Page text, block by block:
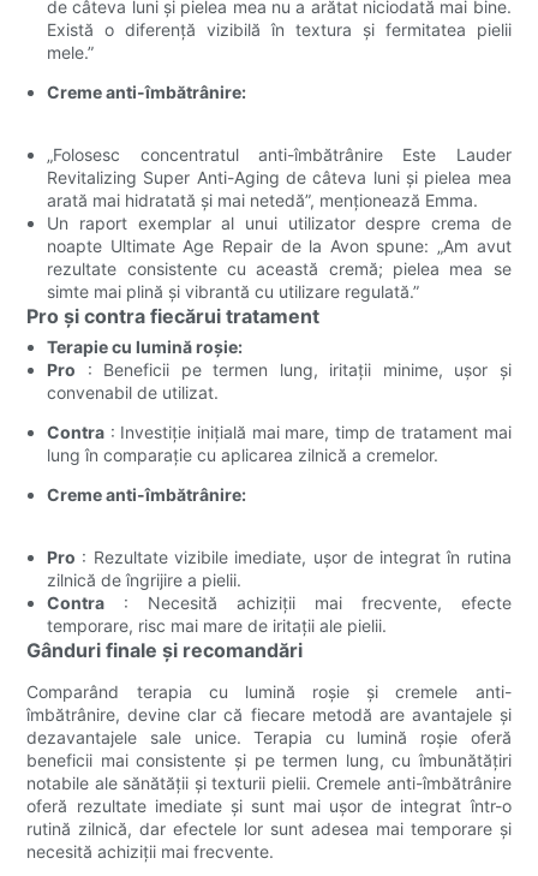
de câteva luni și pielea mea nu a arătat niciodată mai bine.
Există o diferență vizibilă în textura și fermitatea pielii
mele.”
Creme anti-îmbătrânire:
„Folosesc concentratul anti-îmbătrânire Este Lauder
Revitalizing Super Anti-Aging de câteva luni și pielea mea
arată mai hidratată și mai netedă”, menționează Emma.
Un raport exemplar al unui utilizator despre crema de
noapte Ultimate Age Repair de la Avon spune: „Am avut
rezultate consistente cu această cremă; pielea mea se
simte mai plină și vibrantă cu utilizare regulată.”
Pro și contra fiecărui tratament
Terapie cu lumină roșie:
Pro : Beneficii pe termen lung, iritații minime, ușor și
convenabil de utilizat.
Contra : Investiție inițială mai mare, timp de tratament mai
lung în comparație cu aplicarea zilnică a cremelor.
Creme anti-îmbătrânire:
Pro : Rezultate vizibile imediate, ușor de integrat în rutina
zilnică de îngrijire a pielii.
Contra : Necesită achiziții mai frecvente, efecte
temporare, risc mai mare de iritații ale pielii.
Gânduri finale și recomandări
Comparând terapia cu lumină roșie și cremele anti-
îmbătrânire, devine clar că fiecare metodă are avantajele și
dezavantajele sale unice. Terapia cu lumină roșie oferă
beneficii mai consistente și pe termen lung, cu îmbunătățiri
notabile ale sănătății și texturii pielii. Cremele anti-îmbătrânire
oferă rezultate imediate și sunt mai ușor de integrat într-o
rutină zilnică, dar efectele lor sunt adesea mai temporare și
necesită achiziții mai frecvente.